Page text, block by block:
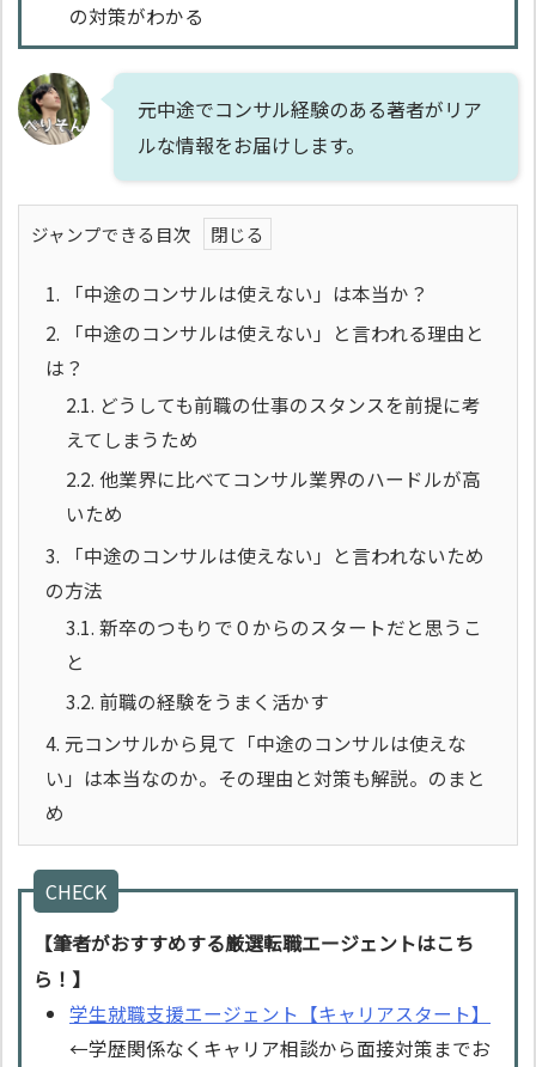
の対策がわかる
元中途でコンサル経験のある著者がリア
ルな情報をお届けします。
ジャンプできる目次
1. 「中途のコンサルは使えない」は本当か？
2. 「中途のコンサルは使えない」と言われる理由と
は？
2.1. どうしても前職の仕事のスタンスを前提に考
えてしまうため
2.2. 他業界に比べてコンサル業界のハードルが高
いため
3. 「中途のコンサルは使えない」と言われないため
の方法
3.1. 新卒のつもりで０からのスタートだと思うこ
と
3.2. 前職の経験をうまく活かす
4. 元コンサルから見て「中途のコンサルは使えな
い」は本当なのか。その理由と対策も解説。のまと
め
CHECK
【筆者がおすすめする厳選転職エージェントはこち
ら！】
学生就職支援エージェント【キャリアスタート】
←学歴関係なくキャリア相談から面接対策までお